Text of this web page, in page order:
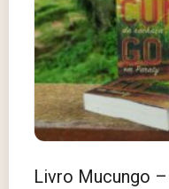
Livro Mucungo